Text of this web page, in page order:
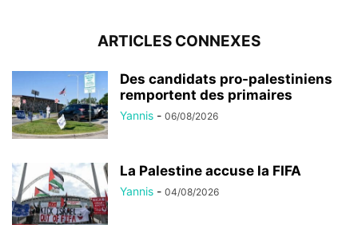
ARTICLES CONNEXES
Des candidats pro-palestiniens
remportent des primaires
Yannis - 06/08/2026
La Palestine accuse la FIFA
Yannis - 04/08/2026